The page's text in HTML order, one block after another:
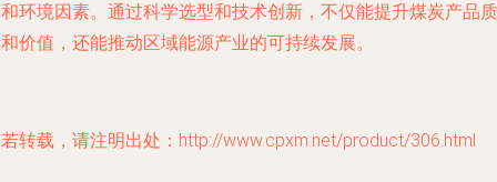
环境因素。通过科学选型和技术创新，不仅能提升煤炭产品质
价值，还能推动区域能源产业的可持续发展。
转载，请注明出处：http://www.cpxm.net/product/306.html